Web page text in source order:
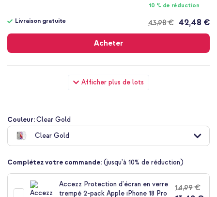
Couleur:Clear Gold
Clear Gold
Complétez votre commande: (jusqu'à 10% de réduction)
Accezz Protection d'écran en verre
trempé 2-pack Apple iPhone 18 Pro
14,99 €
Afficher plus de lots
10 % de réduction
43,98 €
Livraison gratuite 42,48 €
Acheter
gratuite
Spigen Coque Ultra Hybrid MagSafe Apple iPhone 17 Pro -
Clear Gold + Wall Charger - Chargeur - Connexion USB-C et
10 % de réduction
43,98 €
Livraison gratuite 42,48 €